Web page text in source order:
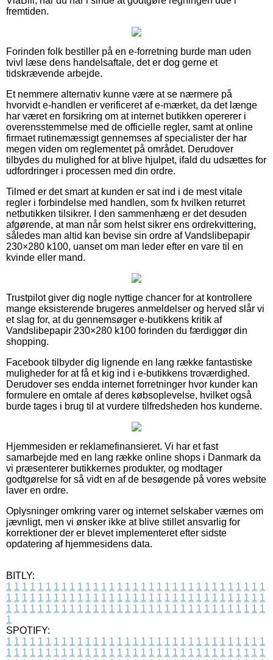
fremtiden.
Forinden folk bestiller på en e-forretning burde man uden
tvivl læse dens handelsaftale, det er dog gerne et
tidskrævende arbejde.
Et nemmere alternativ kunne være at se nærmere på
hvorvidt e-handlen er verificeret af e-mærket, da det længe
har været en forsikring om at internet butikken opererer i
overensstemmelse med de officielle regler, samt at online
firmaet rutinemæssigt gennemses af specialister der har
megen viden om reglementet på området. Derudover
tilbydes du mulighed for at blive hjulpet, ifald du udsættes for
udfordringer i processen med din ordre.
Tilmed er det smart at kunden er sat ind i de mest vitale
regler i forbindelse med handlen, som fx hvilken returret
netbutikken tilsikrer. I den sammenhæng er det desuden
afgørende, at man når som helst sikrer ens ordrekvittering,
således man altid kan bevise sin ordre af Vandslibepapir
230×280 k100, uanset om man leder efter en vare til en
kvinde eller mand.
Trustpilot giver dig nogle nyttige chancer for at kontrollere
mange eksisterende brugeres anmeldelser og herved slår vi
et slag for, at du gennemsøger e-butikkens kritik af
Vandslibepapir 230×280 k100 forinden du færdiggør din
shopping.
Facebook tilbyder dig lignende en lang række fantastiske
muligheder for at få et kig ind i e-butikkens troværdighed.
Derudover ses endda internet forretninger hvor kunder kan
formulere en omtale af deres købsoplevelse, hvilket også
burde tages i brug til at vurdere tilfredsheden hos kunderne.
Hjemmesiden er reklamefinansieret. Vi har et fast
samarbejde med en lang række online shops i Danmark da
vi præsenterer butikkernes produkter, og modtager
godtgørelse for så vidt en af de besøgende på vores website
laver en ordre.
Oplysninger omkring varer og internet selskaber værnes om
jævnligt, men vi ønsker ikke at blive stillet ansvarlig for
korrektioner der er blevet implementeret efter sidste
opdatering af hjemmesidens data.
BITLY:
1 1 1 1 1 1 1 1 1 1 1 1 1 1 1 1 1 1 1 1 1 1 1 1 1 1 1 1 1 1 1 1 1
1 1 1 1 1 1 1 1 1 1 1 1 1 1 1 1 1 1 1 1 1 1 1 1 1 1 1 1 1 1 1 1 1
1 1 1 1 1 1 1 1 1 1 1 1 1 1 1 1 1 1 1 1 1 1 1 1 1 1 1 1 1 1 1 1 1
1
SPOTIFY:
1 1 1 1 1 1 1 1 1 1 1 1 1 1 1 1 1 1 1 1 1 1 1 1 1 1 1 1 1 1 1 1 1
1 1 1 1 1 1 1 1 1 1 1 1 1 1 1 1 1 1 1 1 1 1 1 1 1 1 1 1 1 1 1 1 1